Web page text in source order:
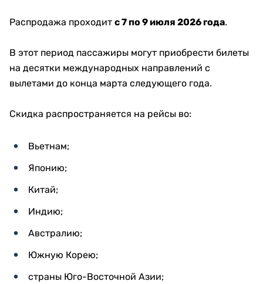
Распродажа проходит с 7 по 9 июля 2026 года.
В этот период пассажиры могут приобрести билеты
на десятки международных направлений с
вылетами до конца марта следующего года.
Скидка распространяется на рейсы во:
Вьетнам;
Японию;
Китай;
Индию;
Австралию;
Южную Корею;
страны Юго-Восточной Азии;